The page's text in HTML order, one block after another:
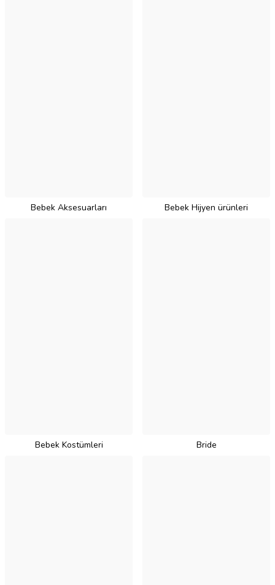
Bebek Aksesuarları Bebek Hijyen ürünleri
Bebek Kostümleri Bride